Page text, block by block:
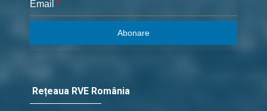
Email *
Abonare
Rețeaua RVE România